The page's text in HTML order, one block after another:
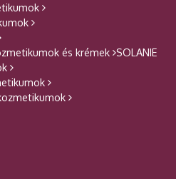
és krémek SOLANIE